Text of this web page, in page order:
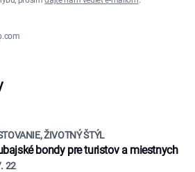
ŽIVOTNÝ ŠTÝL
bondy pre turistov a miestnych
22